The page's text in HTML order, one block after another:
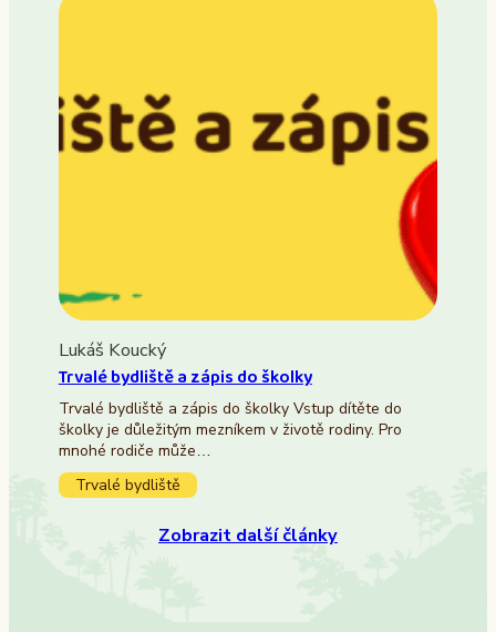
Lukáš Koucký
Trvalé bydliště a zápis do školky
Trvalé bydliště a zápis do školky Vstup dítěte do
školky je důležitým mezníkem v životě rodiny. Pro
mnohé rodiče může…
Trvalé bydliště
Zobrazit další články